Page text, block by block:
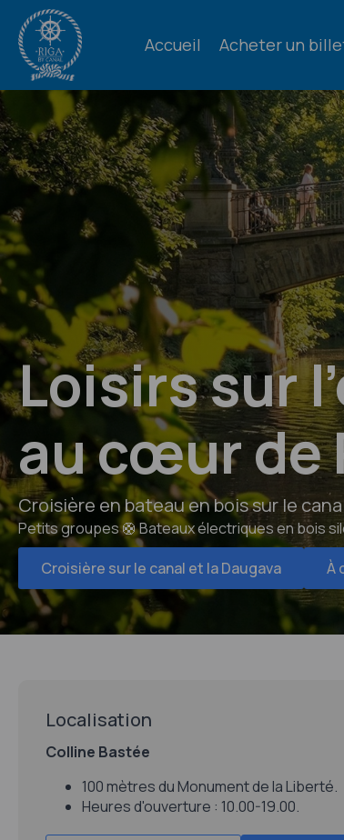
Accueil Acheter un
Loisirs sur
au cœur de
Croisière en bateau en bois sur le
Petits groupes 🛟 Bateaux électriques en bois
Croisière sur le canal et la Daugava
À
Localisation
Colline Bastée
100 mètres du Monument de la Liberté.
Heures d'ouverture : 10.00-19.00.